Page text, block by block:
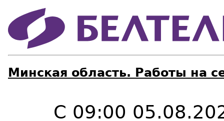
Минская область. Работы на
С 09:00